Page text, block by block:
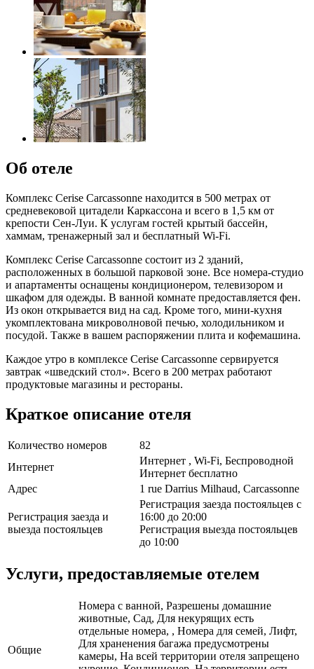
Об отеле
Комплекс Cerise Carcassonne находится в 500 метрах от
средневековой цитадели Каркассона и всего в 1,5 км от
крепости Сен-Луи. К услугам гостей крытый бассейн,
хаммам, тренажерный зал и бесплатный Wi-Fi.
Комплекс Cerise Carcassonne состоит из 2 зданий,
расположенных в большой парковой зоне. Все номера-студио
и апартаменты оснащены кондиционером, телевизором и
шкафом для одежды. В ванной комнате предоставляется фен.
Из окон открывается вид на сад. Кроме того, мини-кухня
укомплектована микроволновой печью, холодильником и
посудой. Также в вашем распоряжении плита и кофемашина.
Каждое утро в комплексе Cerise Carcassonne сервируется
завтрак «шведский стол». Всего в 200 метрах работают
продуктовые магазины и рестораны.
Краткое описание отеля
Количество номеров
82
Интернет
Интернет , Wi-Fi, Беспроводной
Интернет бесплатно
Адрес
1 rue Darrius Milhaud, Carcassonne
Регистрация заезда и
выезда постояльцев
Регистрация заезда постояльцев с
16:00 до 20:00
Регистрация выезда постояльцев
до 10:00
Услуги, предоставляемые отелем
Общие
Номера с ванной, Разрешены домашние
животные, Сад, Для некурящих есть
отдельные номера, , Номера для семей, Лифт,
Для храненения багажа предусмотрены
камеры, На всей территории отеля запрещено